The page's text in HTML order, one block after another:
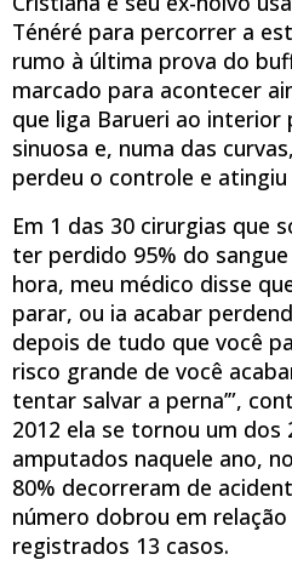
Ténéré para percorrer a
rumo à última prova do
marcado para acontecer
que liga Barueri ao interior
sinuosa e, numa das
perdeu o controle e atingiu
Em 1 das 30 cirurgias que
ter perdido 95% do
hora, meu médico disse
parar, ou ia acabar
depois de tudo que você
risco grande de você
tentar salvar a perna’”,
2012 ela se tornou um dos
amputados naquele ano,
80% decorreram de
número dobrou em
registrados 13 casos.